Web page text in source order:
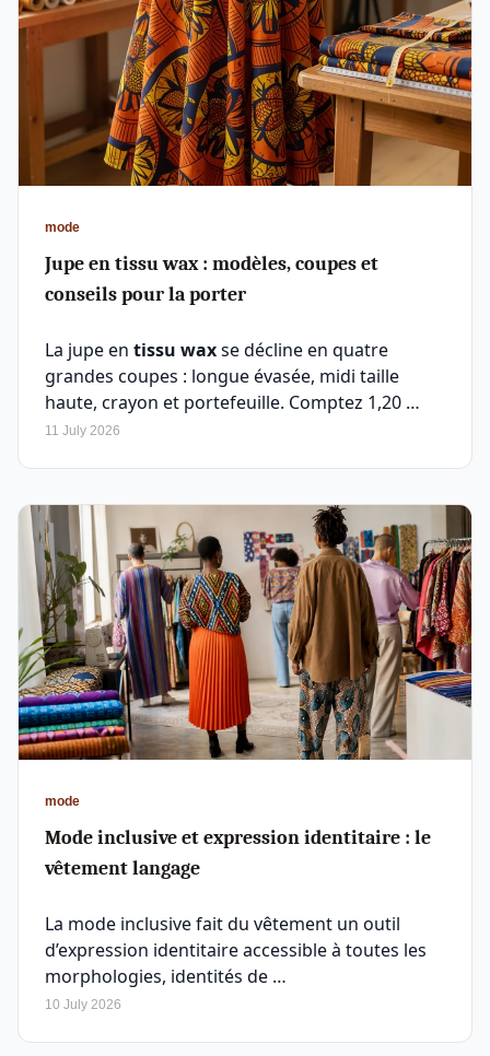
mode
Jupe en tissu wax : modèles, coupes et
conseils pour la porter
La jupe en tissu waxse décline en quatre
grandes coupes : longue évasée, midi taille
haute, crayon et portefeuille. Comptez 1,20 …
11 July 2026
mode
Mode inclusive et expression identitaire : le
vêtement langage
La mode inclusive fait du vêtement un outil
d’expression identitaire accessible à toutes les
morphologies, identités de …
10 July 2026